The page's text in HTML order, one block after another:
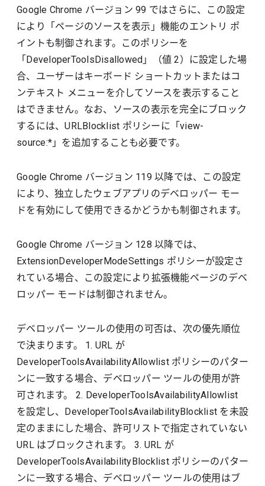
Google Chrome バージョン 99 ではさらに、この設定
により「ページのソースを表示」機能のエントリ ポ
イントも制御されます。このポリシーを
「DeveloperToolsDisallowed」（値 2）に設定した場
合、ユーザーはキーボード ショートカットまたはコ
ンテキスト メニューを介してソースを表示すること
はできません。なお、ソースの表示を完全にブロック
するには、URLBlocklist ポリシーに「view-
source:*」を追加することも必要です。
Google Chrome バージョン 119 以降では、この設定
により、独立したウェブアプリのデベロッパー モー
ドを有効にして使用できるかどうかも制御されます。
Google Chrome バージョン 128 以降では、
ExtensionDeveloperModeSettings ポリシーが設定さ
れている場合、この設定により拡張機能ページのデベ
ロッパー モードは制御されません。
デベロッパー ツールの使用の可否は、次の優先順位
で決まります。 1. URL が
DeveloperToolsAvailabilityAllowlist ポリシーのパター
ンに一致する場合、デベロッパー ツールの使用が許
可されます。 2. DeveloperToolsAvailabilityAllowlist
を設定し、DeveloperToolsAvailabilityBlocklist を未設
定のままにした場合、許可リストで指定されていない
URL はブロックされます。 3. URL が
DeveloperToolsAvailabilityBlocklist ポリシーのパター
ンに一致する場合、デベロッパー ツールの使用はブ